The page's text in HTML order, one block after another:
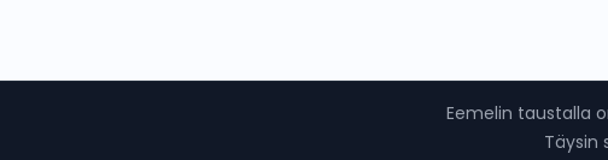
Eemelin taustalla
Täysin